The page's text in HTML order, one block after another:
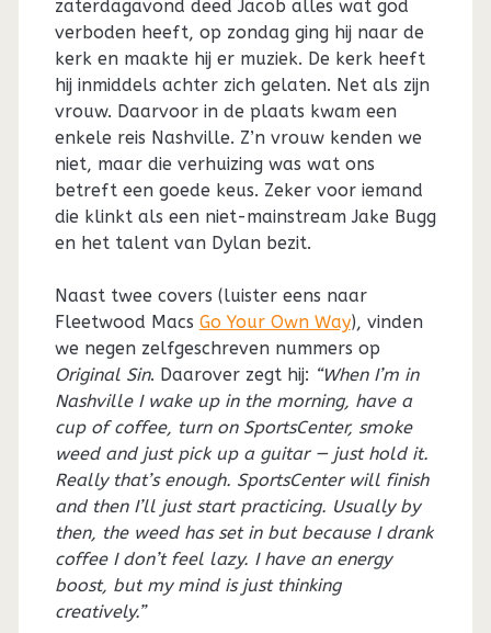
zaterdagavond deed Jacob alles wat god
verboden heeft, op zondag ging hij naar de
kerk en maakte hij er muziek. De kerk heeft
hij inmiddels achter zich gelaten. Net als zijn
vrouw. Daarvoor in de plaats kwam een
enkele reis Nashville. Z’n vrouw kenden we
niet, maar die verhuizing was wat ons
betreft een goede keus. Zeker voor iemand
die klinkt als een niet-mainstream Jake Bugg
en het talent van Dylan bezit.
Naast twee covers (luister eens naar
Fleetwood Macs Go Your Own Way), vinden
we negen zelfgeschreven nummers op
Original Sin. Daarover zegt hij: “When I’m in
Nashville I wake up in the morning, have a
cup of coffee, turn on SportsCenter, smoke
weed and just pick up a guitar — just hold it.
Really that’s enough. SportsCenter will finish
and then I’ll just start practicing. Usually by
then, the weed has set in but because I drank
coffee I don’t feel lazy. I have an energy
boost, but my mind is just thinking
creatively.”